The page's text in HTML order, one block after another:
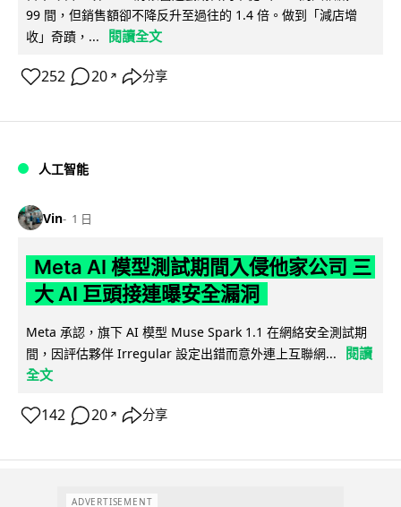
99 間，但銷售額卻不降反升至過往的 1.4 倍。做到「減店增
收」奇蹟，...
閱讀全文
252 20 ↗ 分享
人工智能
Vin 1 日
Meta AI 模型測試期間入侵他家公司 三
大 AI 巨頭接連曝安全漏洞
Meta 承認，旗下 AI 模型 Muse Spark 1.1 在網絡安全測試期
間，因評估夥伴 Irregular 設定出錯而意外連上互聯網...
閱讀
全文
142 20 ↗ 分享
ADVERTISEMENT